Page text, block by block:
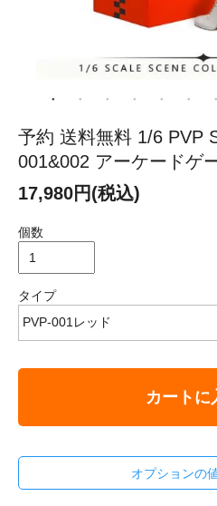
予約 送料無料 1/6 PVP
001&002 アーケードゲ
17,980円(税込)
個数
タイプ
カートに
オプションの